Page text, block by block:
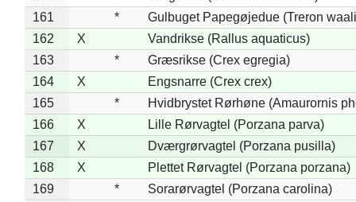
161
*
Gulbuget Papegøjedue (Treron
162
X
Vandrikse (Rallus aquaticus)
163
*
Græsrikse (Crex egregia)
164
X
Engsnarre (Crex crex)
165
*
Hvidbrystet Rørhøne (Amaurornis
166
X
Lille Rørvagtel (Porzana parva)
167
X
Dværgrørvagtel (Porzana pusilla)
168
X
Plettet Rørvagtel (Porzana porzana)
169
*
Sorarørvagtel (Porzana carolina)